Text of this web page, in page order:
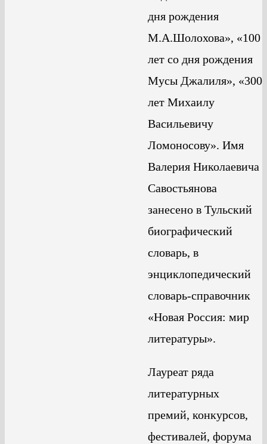
дня рождения
М.А.Шолохова», «100
лет со дня рождения
Мусы Джалиля», «300
лет Михаилу
Васильевичу
Ломоносову». Имя
Валерия Николаевича
Савостьянова
занесено в Тульский
биографический
словарь, в
энциклопедический
словарь-справочник
«Новая Россия: мир
литературы».
Лауреат ряда
литературных
премий, конкурсов,
фестивалей, форума